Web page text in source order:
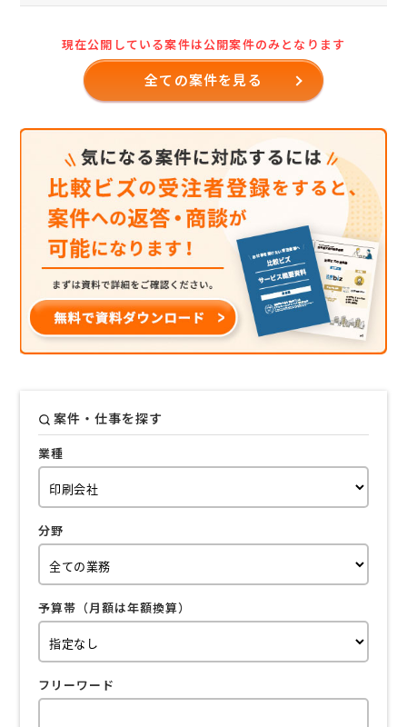
現在公開している案件は公開案件のみとなります
全ての案件を見る
案件・仕事を探す
業種
分野
予算帯（月額は年額換算）
フリーワード